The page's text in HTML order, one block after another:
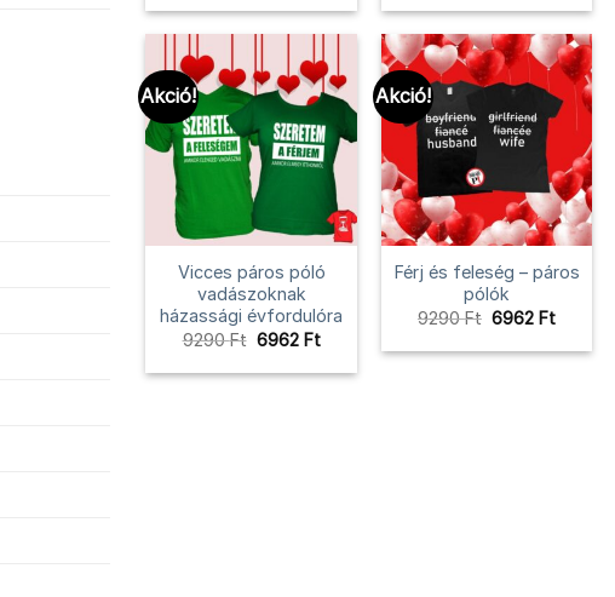
Akció!
Vicces páros póló
vadászoknak
házassági évfordulóra
9290Ft Original
was:
6962 FtCurrent
is:
Akció!
Férj és feleség – páros
pólók
9290Ft Original
was:
6962 FtCurrent
is: